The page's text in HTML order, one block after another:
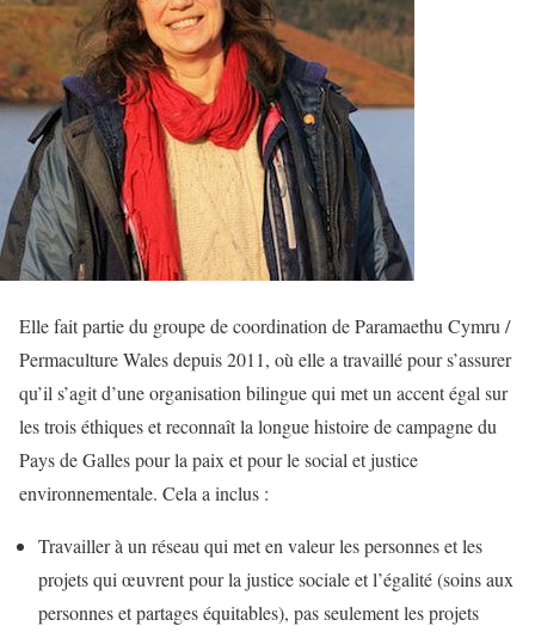
Elle fait partie du groupe de coordination de Paramaethu Cymru /
Permaculture Wales depuis 2011, où elle a travaillé pour s’assurer
qu’il s’agit d’une organisation bilingue qui met un accent égal sur
les trois éthiques et reconnaît la longue histoire de campagne du
Pays de Galles pour la paix et pour le social et justice
environnementale. Cela a inclus :
Travailler à un réseau qui met en valeur les personnes et les
projets qui œuvrent pour la justice sociale et l’égalité (soins aux
personnes et partages équitables), pas seulement les projets